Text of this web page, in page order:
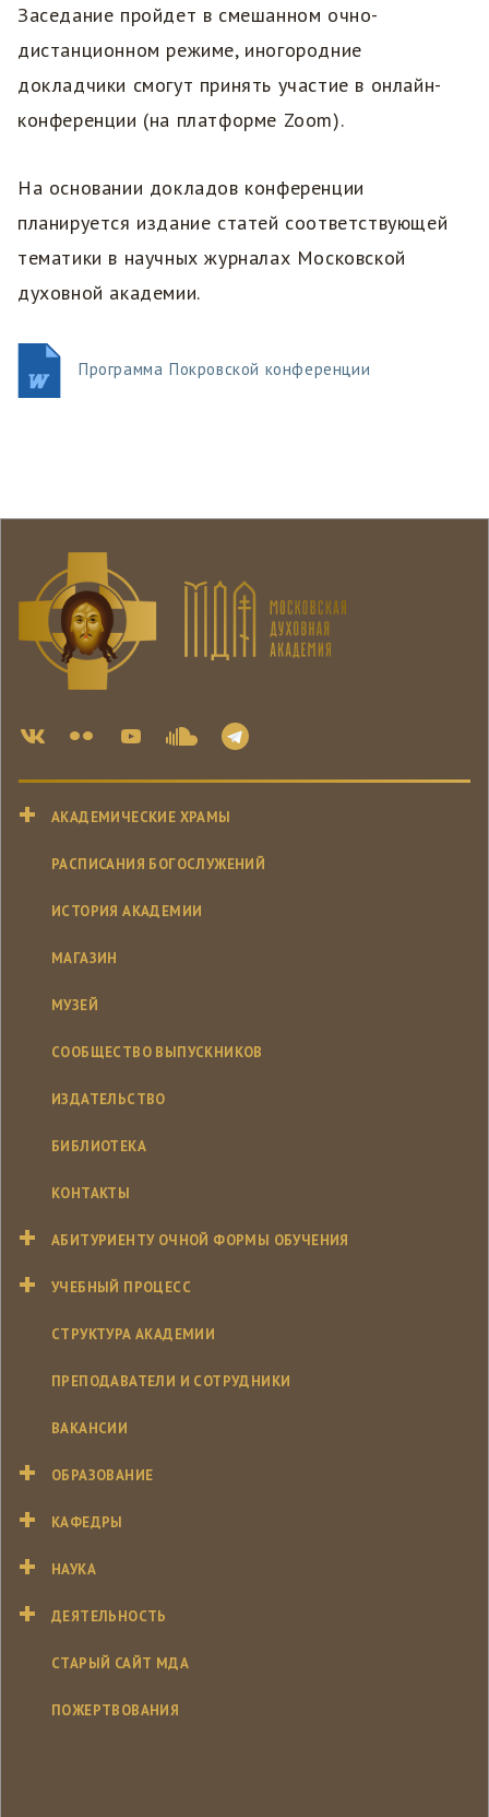
Заседание пройдет в смешанном очно-
дистанционном режиме, иногородние
докладчики смогут принять участие в онлайн-
конференции (на платформе Zoom).
На основании докладов конференции
планируется издание статей соответствующей
тематики в научных журналах Московской
духовной академии.
Программа Покровской конференции
АКАДЕМИЧЕСКИЕ ХРАМЫ
РАСПИСАНИЯ БОГОСЛУЖЕНИЙ
ИСТОРИЯ АКАДЕМИИ
МАГАЗИН
МУЗЕЙ
СООБЩЕСТВО ВЫПУСКНИКОВ
ИЗДАТЕЛЬСТВО
БИБЛИОТЕКА
КОНТАКТЫ
АБИТУРИЕНТУ ОЧНОЙ ФОРМЫ ОБУЧЕНИЯ
УЧЕБНЫЙ ПРОЦЕСС
СТРУКТУРА АКАДЕМИИ
ПРЕПОДАВАТЕЛИ И СОТРУДНИКИ
ВАКАНСИИ
ОБРАЗОВАНИЕ
КАФЕДРЫ
НАУКА
ДЕЯТЕЛЬНОСТЬ
СТАРЫЙ САЙТ МДА
ПОЖЕРТВОВАНИЯ